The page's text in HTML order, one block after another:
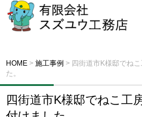
HOME > 施工事例 > 四街道市K様邸でね
た。
四街道市K様邸でねこ工